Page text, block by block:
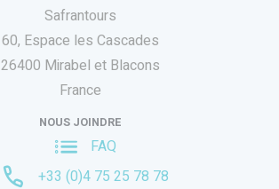
Safrantours
60, Espace les Cascades
26400 Mirabel et Blacons
France
NOUS JOINDRE
FAQ
+33 (0)4 75 25 78 78